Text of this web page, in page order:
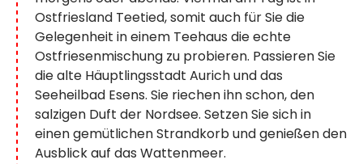
Ostfriesland Teetied, somit auch für Sie die
Gelegenheit in einem Teehaus die echte
Ostfriesenmischung zu probieren. Passieren Sie
die alte Häuptlingsstadt Aurich und das
Seeheilbad Esens. Sie riechen ihn schon, den
salzigen Duft der Nordsee. Setzen Sie sich in
einen gemütlichen Strandkorb und genießen den
Ausblick auf das Wattenmeer.